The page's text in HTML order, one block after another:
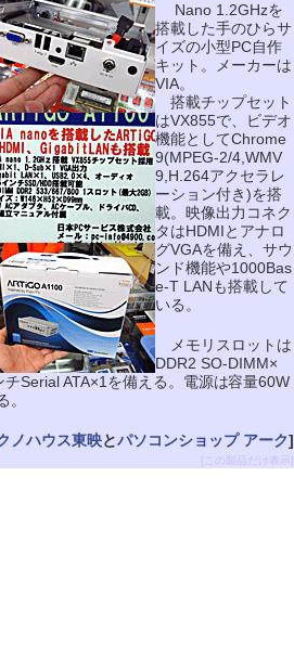
Nano 1.2GHzを
搭載した手のひらサ
イズの小型PC自作
キット。メーカーは
VIA。
搭載チップセット
はVX855で、ビデオ
機能としてChrome
9(MPEG-2/4,WMV
9,H.264アクセラレ
ーション付き)を搭
載。映像出力コネク
タはHDMIとアナロ
グVGAを備え、サウ
ンド機能や1000Bas
e-T LANも搭載して
いる。
メモリスロットは
DDR2 SO-DIMM×
Serial ATA×1を備える。電源は容量60W
ノハウス東映とパソコンショップ アーク]
[この製品だけ表示]